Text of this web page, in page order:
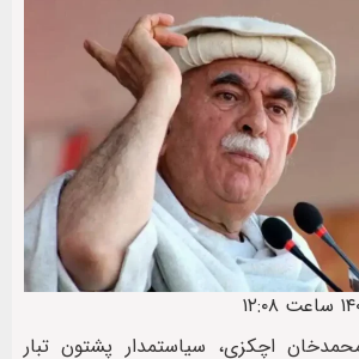
اچکزی، سیاستمدار پشتون تبار